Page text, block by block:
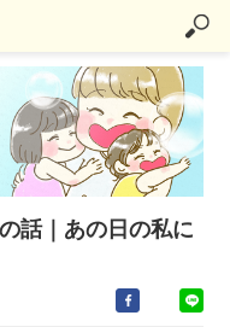
話｜あの日の私に